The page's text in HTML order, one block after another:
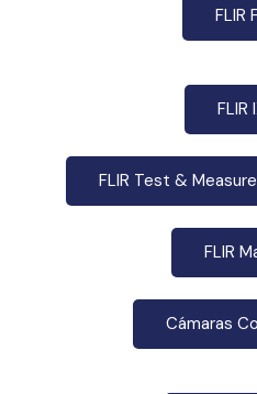
FLIR
FLIR
FLIR Test &
FLIR
Cámaras